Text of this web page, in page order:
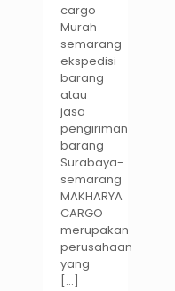
cargo
Murah
semarang
ekspedisi
barang
atau
jasa
pengiriman
barang
Surabaya-
semarang
MAKHARYA
CARGO
merupakan
perusahaan
yang
[…]